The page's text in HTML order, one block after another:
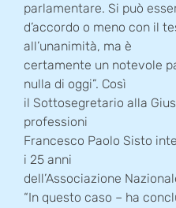
parlamentare. Si può
d’accordo o meno con il
all’unanimità, ma è
certamente un notevole
nulla di oggi”. Così
il Sottosegretario alla
professioni
Francesco Paolo Sisto
i 25 anni
dell’Associazione
“In questo caso – ha